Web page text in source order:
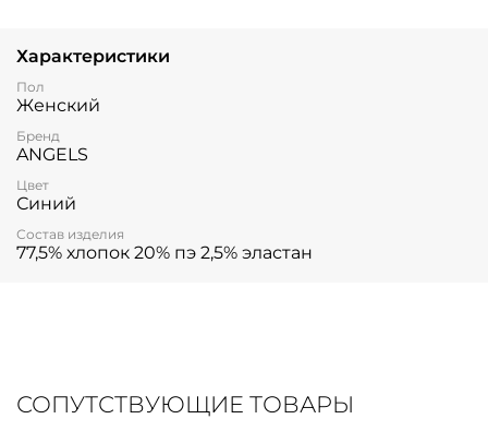
Характеристики
Пол
Женский
Бренд
ANGELS
Цвет
Синий
Состав изделия
77,5% хлопок 20% пэ 2,5% эластан
СОПУТСТВУЮЩИЕ ТОВАРЫ